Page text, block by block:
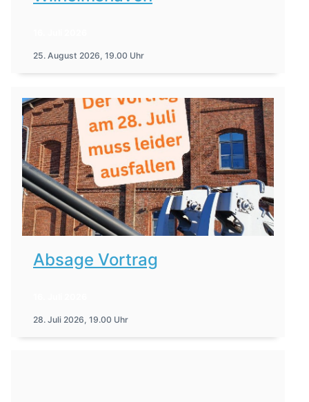
25. August 2026, 19.00 Uhr
Absage Vortrag
28. Juli 2026, 19.00 Uhr